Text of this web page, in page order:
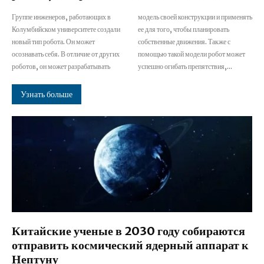
Группе инженеров, работающих в
Колумбийском университете создали
новый тип робота. Он может
осознавать себя. В отличие от других
роботов, он может разрабатывать
модель своей конструкции и применять
ее для того, чтобы планировать
собственные движения. Также с
помощью такой модели робот может
успешно огибать препятствия,...
Узнать больше
Китайские ученые в 2030 году собираются
отправить космический ядерный аппарат к
Нептуну